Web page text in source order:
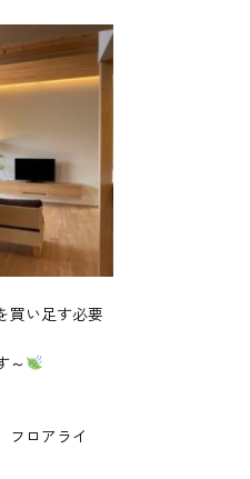
買い足す必要
～
フロアライ